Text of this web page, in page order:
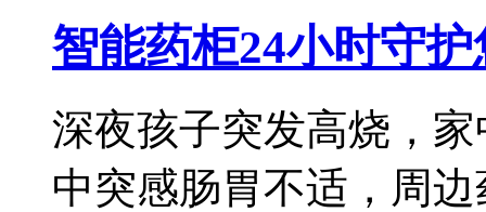
智能药柜24小时守
深夜孩子突发高烧，
中突感肠胃不适，周